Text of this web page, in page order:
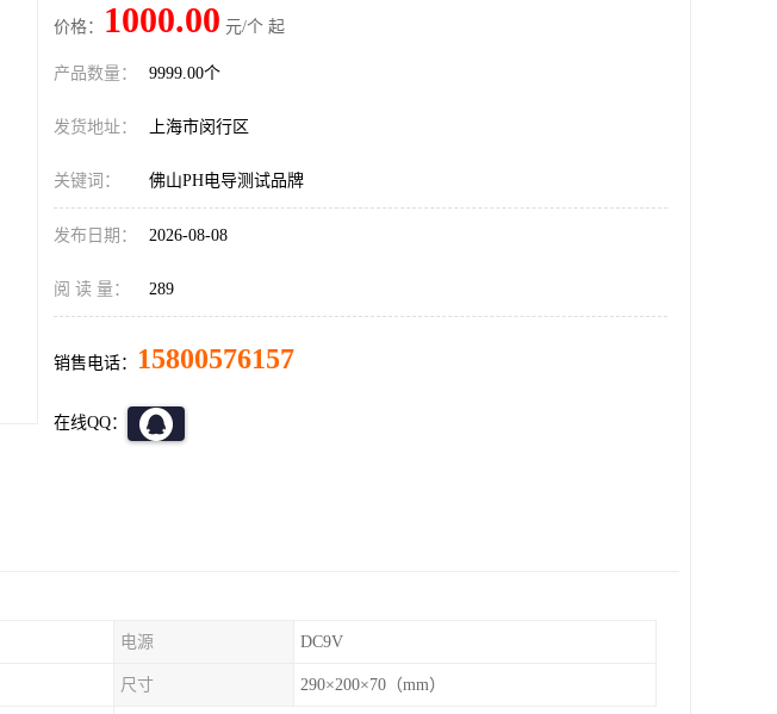
价格： 1000.00 元/个 起
产品数量： 9999.00个
发货地址： 上海市闵行区
关键词： 佛山PH电导测试品牌
发布日期： 2026-08-08
阅 读 量： 289
销售电话： 15800576157
在线QQ：
电源 DC9V
尺寸 290×200×70（mm）